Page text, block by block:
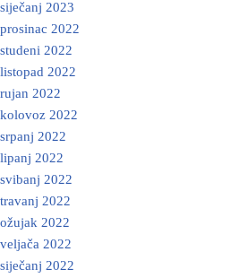
siječanj 2023
prosinac 2022
studeni 2022
listopad 2022
rujan 2022
kolovoz 2022
srpanj 2022
lipanj 2022
svibanj 2022
travanj 2022
ožujak 2022
veljača 2022
siječanj 2022